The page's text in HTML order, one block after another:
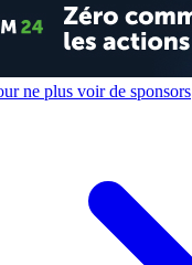
ne plus voir de sponsors